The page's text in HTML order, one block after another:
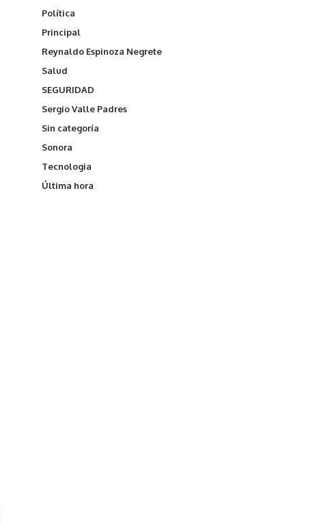
Política
Principal
Reynaldo Espinoza Negrete
Salud
SEGURIDAD
Sergio Valle Padres
Sin categoría
Sonora
Tecnologia
Última hora